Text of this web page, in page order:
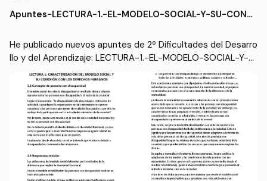
Apuntes-LECTURA-1.-EL-MODELO-SOCIAL-Y-SU-CONE
He publicado nuevos apuntes de 2º Dificultades del Desarro
llo y del Aprendizaje: LECTURA-1.-EL-MODELO-SOCIAL-Y-S
U-CONEXION-CON-LOS-DERECHOS-HUMANOS.pdf